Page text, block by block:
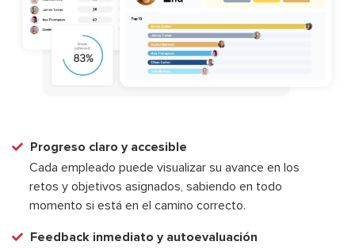
Progreso claro y accesible
Cada empleado puede visualizar su avance en los
retos y objetivos asignados, sabiendo en todo
momento si está en el camino correcto.
Feedback inmediato y autoevaluación